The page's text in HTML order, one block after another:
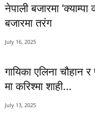
नेपाली बजारमा
बजारमा तरंग
July 16, 2025
गायिका एलिना चौहान र
मा करिश्मा शाही...
July 13, 2025